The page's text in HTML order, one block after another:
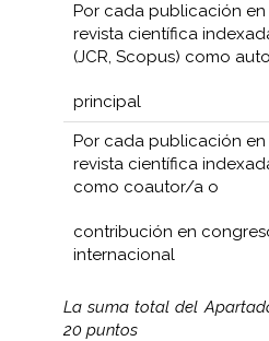
Por cada publicación en
revista científica
(JCR, Scopus) como
principal
Por cada publicación en
revista científica
como coautor/a o
contribución en
internacional
La suma total del
20 puntos